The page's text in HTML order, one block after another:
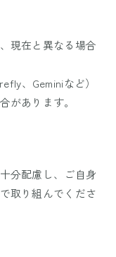
現在と異なる場合
、Geminiなど）
があります。
分配慮し、ご自身
取り組んでくださ